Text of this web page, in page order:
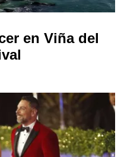
en Viña del